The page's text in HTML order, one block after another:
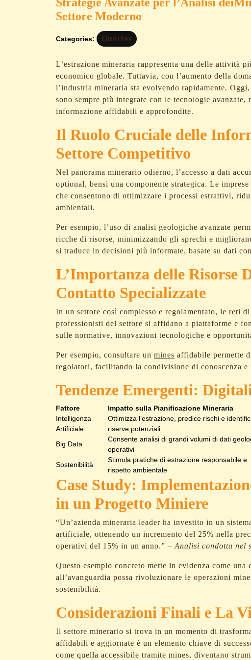
Settore Moderno
Categories: Quartos
L’estrazione mineraria rappresenta una delle attività
economico globale. Tuttavia, con l’aumento della
l’industria mineraria sta evolvendo rapidamente.
sono sempre più integrate con le tecnologie
informazione affidabili e approfondite.
Il Ruolo Cruciale delle
Settore Competitivo
Nel panorama minerario odierno, l’accesso a dati
optional, bensì una componente strategica. Le
che consentono di ottimizzare i processi estrattivi,
ambientali.
Per esempio, l’uso di analisi geologiche avanzate
ricche di risorse, minimizzando gli sprechi e
si traduce in decisioni più informate, basate su dati
L’Importanza delle Risorse
Contatto Specializzate
In un settore così complesso e regolamentato, le reti
professionisti del settore si affidano a piattaforme e
sulle normative, innovazioni tecnologiche e
Per esempio, consultare un mines affidabile permette
regolatori, facilitando la condivisione di conoscenza
Tendenze Emergenti:
Fattore Impatto sulla Pianificazione Mineraria
Intelligenza
Artificiale
Ottimizza l’estrazione, predice rischi e
riserve potenziali
Big Data
Consente analisi di grandi volumi di dati
operativi
Sostenibilità
Stimola pratiche di estrazione responsabile e
rispetto ambientale
Case Study:
in un Progetto Miniere
“Un’azienda mineraria leader ha investito in un
artificiale, ottenendo un incremento del 25% nella
operativi del 15% in un anno.” – Analisi condotta nel
Questo esempio concreto mette in evidenza come
all’avanguardia possa rivoluzionare le operazioni
sostenibilità.
Considerazioni Finali e La
Il settore minerario si trova in un momento di
affidabili e aggiornate è un elemento chiave di
come quella accessibile tramite mines, diventano